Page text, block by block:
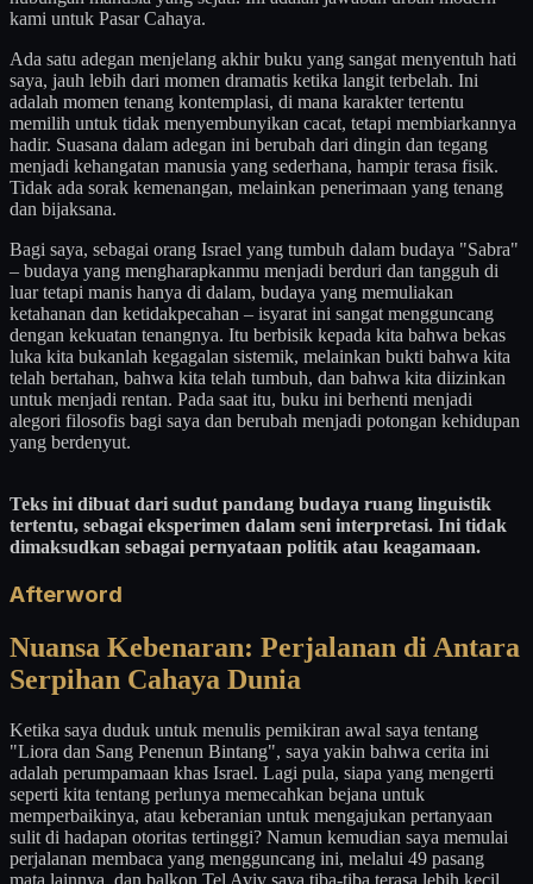
kami untuk Pasar Cahaya.
Ada satu adegan menjelang akhir buku yang sangat menyentuh hati
saya, jauh lebih dari momen dramatis ketika langit terbelah. Ini
adalah momen tenang kontemplasi, di mana karakter tertentu
memilih untuk tidak menyembunyikan cacat, tetapi membiarkannya
hadir. Suasana dalam adegan ini berubah dari dingin dan tegang
menjadi kehangatan manusia yang sederhana, hampir terasa fisik.
Tidak ada sorak kemenangan, melainkan penerimaan yang tenang
dan bijaksana.
Bagi saya, sebagai orang Israel yang tumbuh dalam budaya "Sabra"
– budaya yang mengharapkanmu menjadi berduri dan tangguh di
luar tetapi manis hanya di dalam, budaya yang memuliakan
ketahanan dan ketidakpecahan – isyarat ini sangat mengguncang
dengan kekuatan tenangnya. Itu berbisik kepada kita bahwa bekas
luka kita bukanlah kegagalan sistemik, melainkan bukti bahwa kita
telah bertahan, bahwa kita telah tumbuh, dan bahwa kita diizinkan
untuk menjadi rentan. Pada saat itu, buku ini berhenti menjadi
alegori filosofis bagi saya dan berubah menjadi potongan kehidupan
yang berdenyut.
Teks ini dibuat dari sudut pandang budaya ruang linguistik
tertentu, sebagai eksperimen dalam seni interpretasi. Ini tidak
dimaksudkan sebagai pernyataan politik atau keagamaan.
Afterword
Nuansa Kebenaran: Perjalanan di Antara
Serpihan Cahaya Dunia
Ketika saya duduk untuk menulis pemikiran awal saya tentang
"Liora dan Sang Penenun Bintang", saya yakin bahwa cerita ini
adalah perumpamaan khas Israel. Lagi pula, siapa yang mengerti
seperti kita tentang perlunya memecahkan bejana untuk
memperbaikinya, atau keberanian untuk mengajukan pertanyaan
sulit di hadapan otoritas tertinggi? Namun kemudian saya memulai
perjalanan membaca yang mengguncang ini, melalui 49 pasang
mata lainnya, dan balkon Tel Aviv saya tiba-tiba terasa lebih kecil,